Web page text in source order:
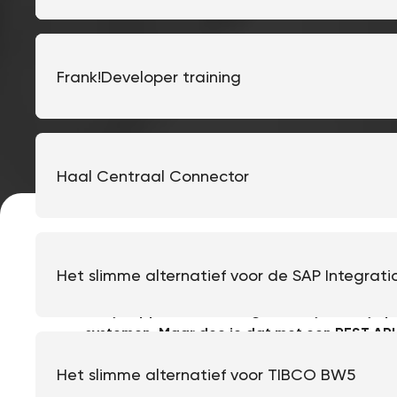
Overstappen naar Frank!
Haal Centraal Connector
Het slimme alternatief voor de SAP
Het slimme alternatief voor TIBCO BW5
Frank!Developer training
systemen. Maar doe je dat met een REST
om te kiezen voor een integratielaag en